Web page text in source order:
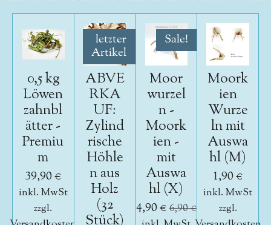
0,5 kg
Löwen
zahnbl
ätter -
Premiu
m
39,90 €
inkl. MwSt
zzgl.
letzter
Artikel
ABVE
RKA
UF:
Zylind
rische
Höhle
n aus
Holz
(32
Sale!
Moor
wurzel
n -
Moork
ien -
mit
Auswa
hl (X)
4,90 € 6,90 €
Moork
ien
Wurze
ln mit
Auswa
hl (M)
1,90 €
inkl. MwSt
zzgl.